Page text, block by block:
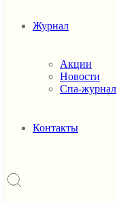
Журнал
Акции
Новости
Спа-журнал
Контакты